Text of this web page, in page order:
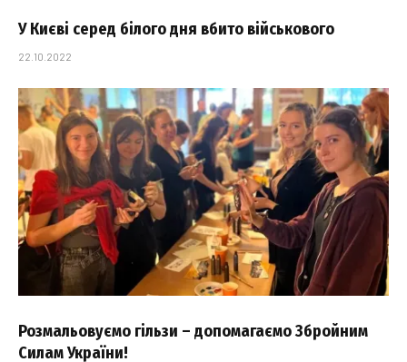
У Києві серед білого дня вбито військового
22.10.2022
Розмальовуємо гільзи – допомагаємо Збройним
Силам України!